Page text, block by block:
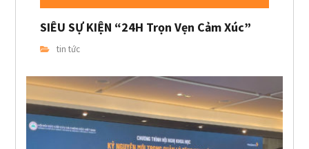
SIÊU SỰ KIỆN “24H Trọn Vẹn Cảm Xúc”
tin tức